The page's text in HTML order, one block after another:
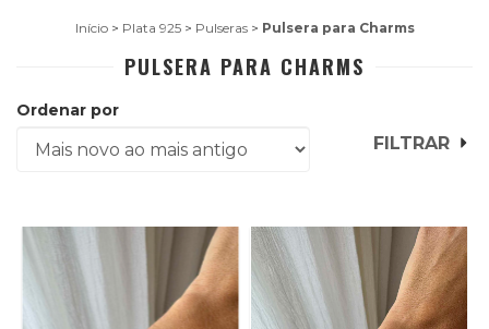
Início > Plata 925 > Pulseras > Pulsera para Charms
PULSERA PARA CHARMS
Ordenar por
FILTRAR